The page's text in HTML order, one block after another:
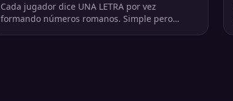
Cada jugador dice UNA LETRA por vez
formando números romanos. Simple pero